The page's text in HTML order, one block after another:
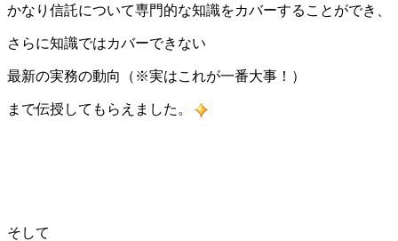
かなり信託について専門的な知識をカバーすることができ、
さらに知識ではカバーできない
最新の実務の動向（※実はこれが一番大事！）
まで伝授してもらえました。
そして